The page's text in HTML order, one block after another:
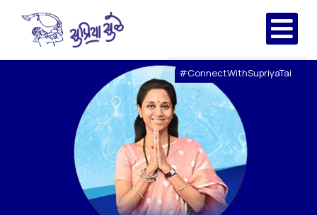
#ConnectWithSupriyaTai